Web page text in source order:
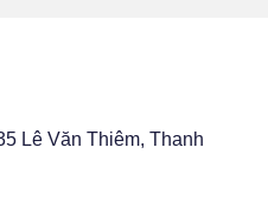
Lê Văn Thiêm, Thanh